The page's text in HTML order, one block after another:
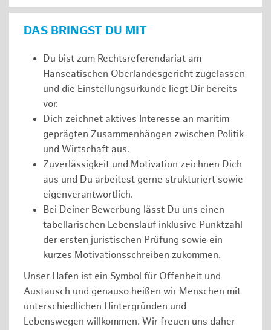
DAS BRINGST DU MIT
Du bist zum Rechtsreferendariat am
Hanseatischen Oberlandesgericht zugelassen
und die Einstellungsurkunde liegt Dir bereits
vor.
Dich zeichnet aktives Interesse an maritim
geprägten Zusammenhängen zwischen Politik
und Wirtschaft aus.
Zuverlässigkeit und Motivation zeichnen Dich
aus und Du arbeitest gerne strukturiert sowie
eigenverantwortlich.
Bei Deiner Bewerbung lässt Du uns einen
tabellarischen Lebenslauf inklusive Punktzahl
der ersten juristischen Prüfung sowie ein
kurzes Motivationsschreiben zukommen.
Unser Hafen ist ein Symbol für Offenheit und
Austausch und genauso heißen wir Menschen mit
unterschiedlichen Hintergründen und
Lebenswegen willkommen. Wir freuen uns daher